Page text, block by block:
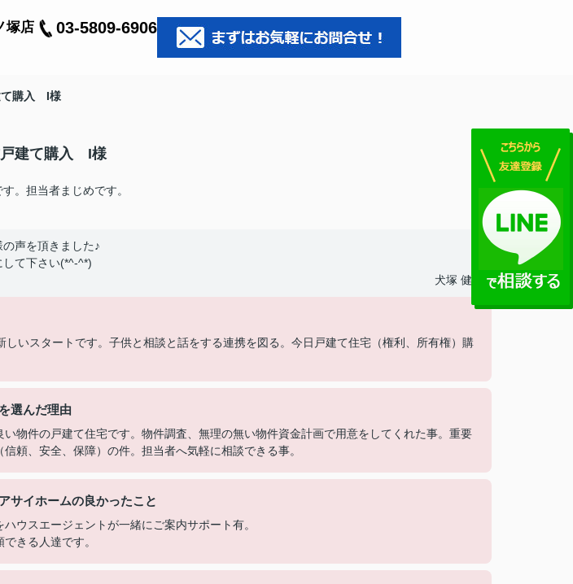
塚店 03-5809-6906
て購入 I様
戸建て購入 I様
。担当者まじめです。
の声を頂きました♪
して下さい(*^-^*)
犬塚 健一
しいスタートです。子供と相談と話をする連携を図る。今日戸建て住宅（権利、所有権）購
選んだ理由
い物件の戸建て住宅です。物件調査、無理の無い物件資金計画で用意をしてくれた事。重要
頼、安全、保障）の件。担当者へ気軽に相談できる事。
サイホームの良かったこと
ハウスエージェントが一緒にご案内サポート有。
きる人達です。